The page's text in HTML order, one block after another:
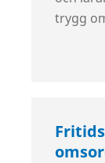
trygg